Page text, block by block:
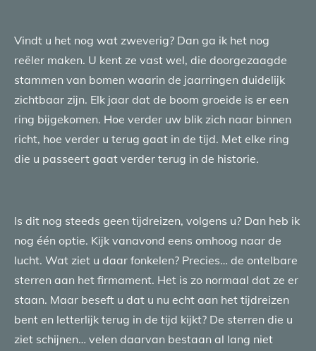
Vindt u het nog wat zweverig? Dan ga ik het nog
reëler maken. U kent ze vast wel, die doorgezaagde
stammen van bomen waarin de jaarringen duidelijk
zichtbaar zijn. Elk jaar dat de boom groeide is er een
ring bijgekomen. Hoe verder uw blik zich naar binnen
richt, hoe verder u terug gaat in de tijd. Met elke ring
die u passeert gaat verder terug in de historie.
Is dit nog steeds geen tijdreizen, volgens u? Dan heb ik
nog één optie. Kijk vanavond eens omhoog naar de
lucht. Wat ziet u daar fonkelen? Precies… de ontelbare
sterren aan het firmament. Het is zo normaal dat ze er
staan. Maar beseft u dat u nu echt aan het tijdreizen
bent en letterlijk terug in de tijd kijkt? De sterren die u
ziet schijnen… velen daarvan bestaan al lang niet